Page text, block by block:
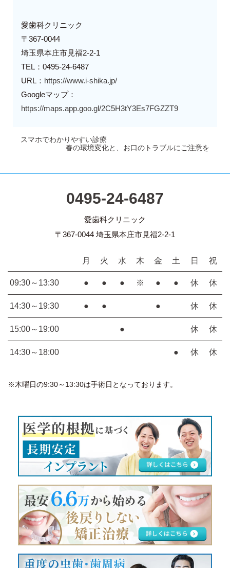
愛歯科クリニック
〒367-0044
埼玉県本庄市見福2-2-1
TEL：0495-24-6487
URL： https://www.i-shika.jp/
Googleマップ：
https://maps.app.goo.gl/2C5H3tY3Es7FGZZT9
スマホでわかりやすい診療
春の環境変化と、お口のトラブルにご注意を
0495-24-6487
愛歯科クリニック
〒367-0044 埼玉県本庄市見福2-2-1
月 火 水 木 金 土 日 祝
09:30～13:30 ● ● ● ※ ● ● 休 休
14:30～19:30 ● ● ● 休 休
15:00～19:00 ● 休 休
14:30～18:00 ● 休 休
※木曜日の9:30～13:30は手術日となっております。